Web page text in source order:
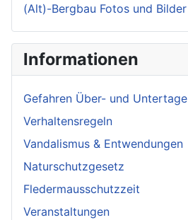
(Alt)-Bergbau Fotos und Bilder
Informationen
Gefahren Über- und Untertage
Verhaltensregeln
Vandalismus & Entwendungen
Naturschutzgesetz
Fledermausschutzzeit
Veranstaltungen